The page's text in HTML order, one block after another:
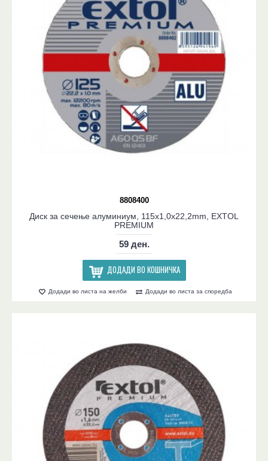
8808400
Диск за сечење алуминиум, 115x1,0x22,2mm, EXTOL
PREMIUM
59 ден.
ДОДАДИ ВО КОШНИЧКА
Додади во листа на желби Додади во листа за споредба